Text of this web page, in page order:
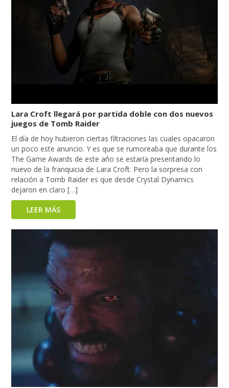
Lara Croft llegará por partida doble con dos nuevos
juegos de Tomb Raider
El día de hoy hubieron ciertas filtraciones las cuales opacaron
un poco este anuncio. Y es que se rumoreaba que durante los
The Game Awards de este año se estaría presentando lo
nuevo de la franquicia de Lara Croft. Pero la sorpresa con
relación a Tomb Raider es que desde Crystal Dynamics
dejaron en claro […]
LEER MÁS